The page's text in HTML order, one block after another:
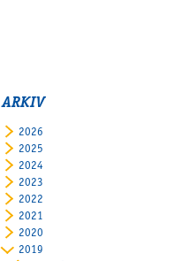
ARKIV
2026
2025
2024
2023
2022
2021
2020
2019